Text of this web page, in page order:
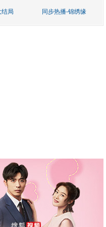
局 同步热播-锦绣缘